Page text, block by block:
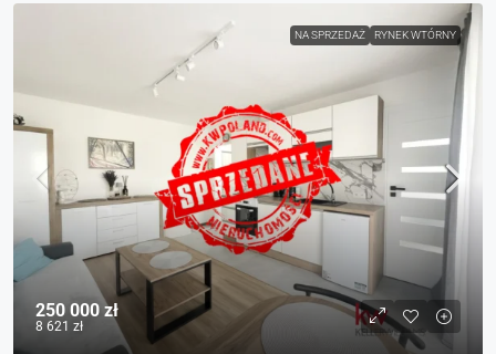
NA SPRZEDAŻ RYNEK WTÓRNY
250 000 zł
8 621 zł